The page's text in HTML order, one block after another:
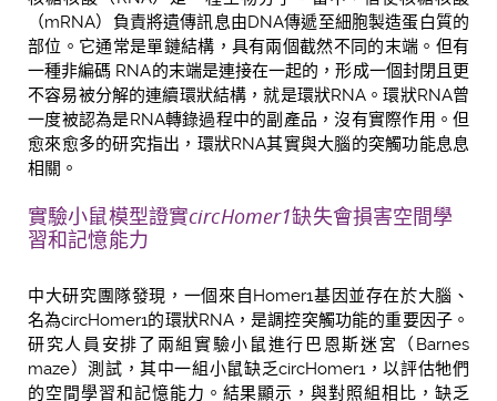
（mRNA）負責將遺傳訊息由DNA傳遞至細胞製造蛋白質的
部位。它通常是單鏈結構，具有兩個截然不同的末端。但有
一種非編碼 RNA的末端是連接在一起的，形成一個封閉且更
不容易被分解的連續環狀結構，就是環狀RNA。環狀RNA曾
一度被認為是RNA轉錄過程中的副產品，沒有實際作用。但
愈來愈多的研究指出，環狀RNA其實與大腦的突觸功能息息
相關。
實驗小鼠模型證實circHomer1缺失會損害空間學
習和記憶能力
中大研究團隊發現，一個來自Homer1基因並存在於大腦、
名為circHomer1的環狀RNA，是調控突觸功能的重要因子。
研究人員安排了兩組實驗小鼠進行巴恩斯迷宮（Barnes
maze）測試，其中一組小鼠缺乏circHomer1，以評估牠們
的空間學習和記憶能力。結果顯示，與對照組相比，缺乏